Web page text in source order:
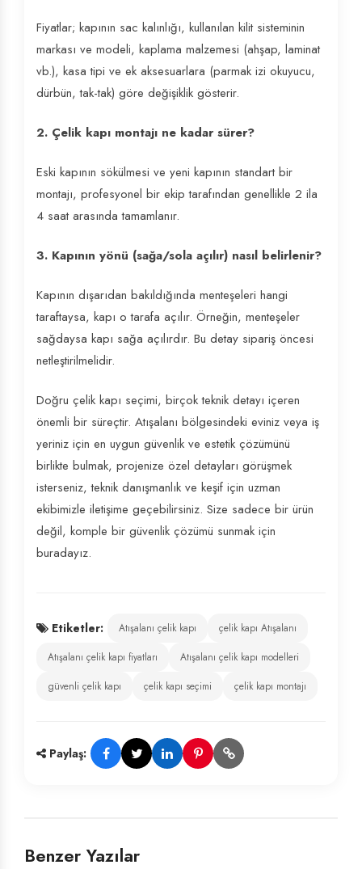
Fiyatlar; kapının sac kalınlığı, kullanılan kilit sisteminin
markası ve modeli, kaplama malzemesi (ahşap, laminat
vb.), kasa tipi ve ek aksesuarlara (parmak izi okuyucu,
dürbün, tak-tak) göre değişiklik gösterir.
2. Çelik kapı montajı ne kadar sürer?
Eski kapının sökülmesi ve yeni kapının standart bir
montajı, profesyonel bir ekip tarafından genellikle 2 ila
4 saat arasında tamamlanır.
3. Kapının yönü (sağa/sola açılır) nasıl belirlenir?
Kapının dışarıdan bakıldığında menteşeleri hangi
taraftaysa, kapı o tarafa açılır. Örneğin, menteşeler
sağdaysa kapı sağa açılırdır. Bu detay sipariş öncesi
netleştirilmelidir.
Doğru çelik kapı seçimi, birçok teknik detayı içeren
önemli bir süreçtir. Atışalanı bölgesindeki eviniz veya iş
yeriniz için en uygun güvenlik ve estetik çözümünü
birlikte bulmak, projenize özel detayları görüşmek
isterseniz, teknik danışmanlık ve keşif için uzman
ekibimizle iletişime geçebilirsiniz. Size sadece bir ürün
değil, komple bir güvenlik çözümü sunmak için
buradayız.
Etiketler: Atışalanı çelik kapı
çelik kapı Atışalanı
Atışalanı çelik kapı fiyatları
Atışalanı çelik kapı modelleri
güvenli çelik kapı
çelik kapı seçimi çelik kapı montajı
Paylaş:
Benzer Yazılar